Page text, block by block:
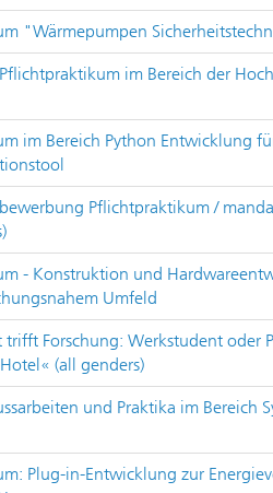
"Wärmepumpen
im Bereich der
im Bereich Python Entwicklung
Pflichtpraktikum /
- Konstruktion und
Umfeld
trifft Forschung: Werkstudent oder
(all genders)
und Praktika im Bereich
Plug-in-Entwicklung zur